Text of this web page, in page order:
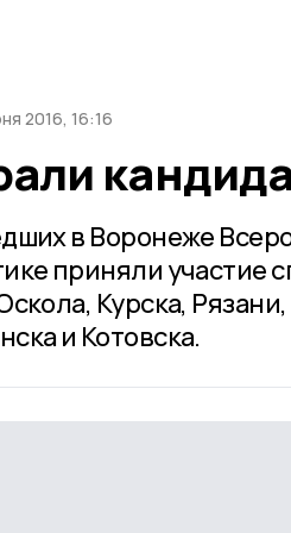
2016, 16:16
в Воронеже
приняли участие
Курска,
и Котовска.